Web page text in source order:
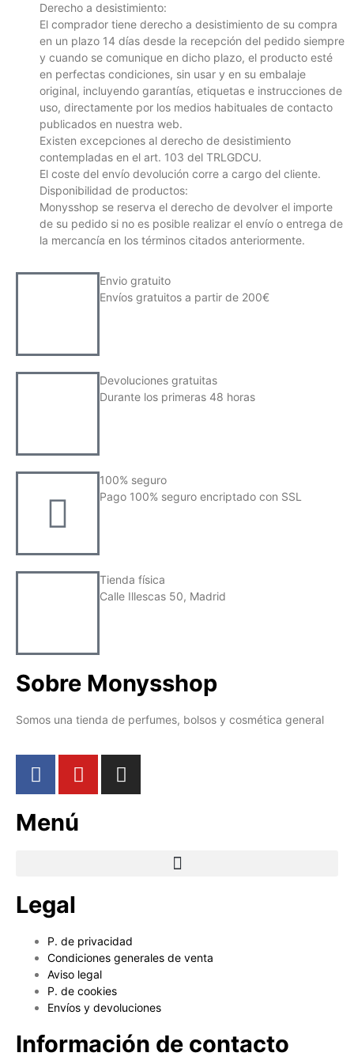
Derecho a desistimiento:
El comprador tiene derecho a desistimiento de su compra
en un plazo 14 días desde la recepción del pedido siempre
y cuando se comunique en dicho plazo, el producto esté
en perfectas condiciones, sin usar y en su embalaje
original, incluyendo garantías, etiquetas e instrucciones de
uso, directamente por los medios habituales de contacto
publicados en nuestra web.
Existen excepciones al derecho de desistimiento
contempladas en el art. 103 del TRLGDCU.
El coste del envío devolución corre a cargo del cliente.
Disponibilidad de productos:
Monysshop se reserva el derecho de devolver el importe
de su pedido si no es posible realizar el envío o entrega de
la mercancía en los términos citados anteriormente.
Envio gratuito
Envíos gratuitos a partir de 200€
Devoluciones gratuitas
Durante los primeras 48 horas
100% seguro
Pago 100% seguro encriptado con SSL
Tienda física
Calle Illescas 50, Madrid
Sobre Monysshop
Somos una tienda de perfumes, bolsos y cosmética general
Menú
Legal
P. de privacidad
Condiciones generales de venta
Aviso legal
P. de cookies
Envíos y devoluciones
Información de contacto